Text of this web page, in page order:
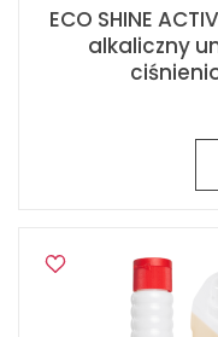
ECO SHINE
alkaliczny